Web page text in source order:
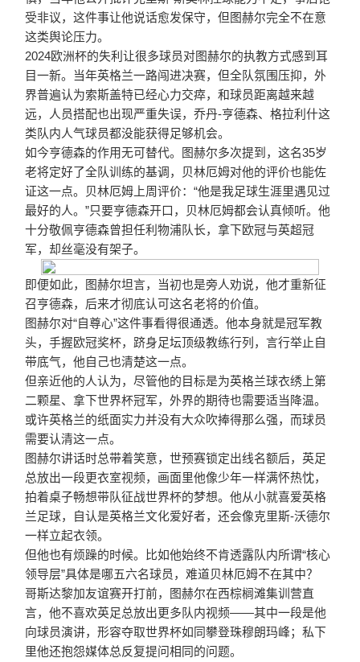
受非议，这件事让他说话愈发保守，但图赫尔完全不在意
这类舆论压力。
2024欧洲杯的失利让很多球员对图赫尔的执教方式感到耳
目一新。当年英格兰一路闯进决赛，但全队氛围压抑，外
界普遍认为索斯盖特已经心力交瘁，和球员距离越来越
远，人员搭配也出现严重失误，乔丹-亨德森、格拉利什这
类队内人气球员都没能获得足够机会。
如今亨德森的作用无可替代。图赫尔多次提到，这名35岁
老将定好了全队训练的基调，贝林厄姆对他的评价也能佐
证这一点。贝林厄姆上周评价：“他是我足球生涯里遇见过
最好的人。”只要亨德森开口，贝林厄姆都会认真倾听。他
十分敬佩亨德森曾担任利物浦队长，拿下欧冠与英超冠
军，却丝毫没有架子。
即便如此，图赫尔坦言，当初也是旁人劝说，他才重新征
召亨德森，后来才彻底认可这名老将的价值。
图赫尔对“自尊心”这件事看得很通透。他本身就是冠军教
头，手握欧冠奖杯，跻身足坛顶级教练行列，言行举止自
带底气，他自己也清楚这一点。
但亲近他的人认为，尽管他的目标是为英格兰球衣绣上第
二颗星、拿下世界杯冠军，外界的期待也需要适当降温。
或许英格兰的纸面实力并没有大众吹捧得那么强，而球员
需要认清这一点。
图赫尔讲话时总带着笑意，世预赛锁定出线名额后，英足
总放出一段更衣室视频，画面里他像少年一样满怀热忱，
拍着桌子畅想带队征战世界杯的梦想。他从小就喜爱英格
兰足球，自认是英格兰文化爱好者，还会像克里斯-沃德尔
一样立起衣领。
但他也有烦躁的时候。比如他始终不肯透露队内所谓“核心
领导层”具体是哪五六名球员，难道贝林厄姆不在其中？
哥斯达黎加友谊赛开打前，图赫尔在西棕榈滩集训营直
言， 他不喜欢英足总放出更多队内视频——其中一段是他
向球员演讲，形容夺取世界杯如同攀登珠穆朗玛峰；私下
里他还抱怨媒体总反复提问相同的问题。